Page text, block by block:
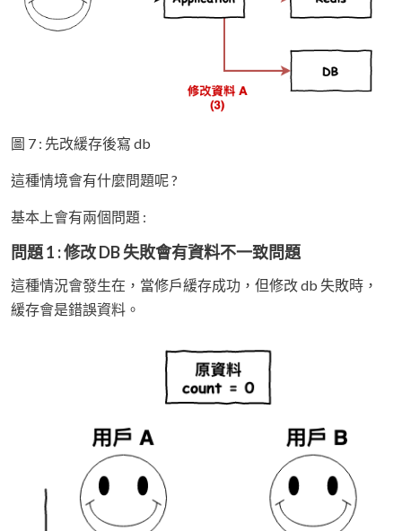
圖 7 : 先改緩存後寫 db
這種情境會有什麼問題呢 ?
基本上會有兩個問題 :
問題 1 : 修改 DB 失敗會有資料不一致問題
這種情況會發生在，當修戶緩存成功，但修改 db 失敗時，
緩存會是錯誤資料。